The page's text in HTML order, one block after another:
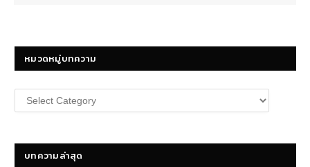
หมวดหมู่บทความ
หมวด
หมู่
บทความล่าสุด